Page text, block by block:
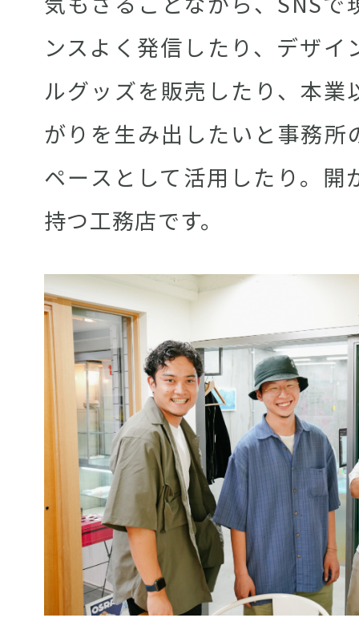
ンスよく発信したり、デザ
ルグッズを販売したり、本業
がりを生み出したいと事務所
ペースとして活用したり。開
持つ工務店です。